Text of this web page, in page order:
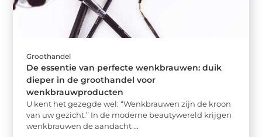
Groothandel
De essentie van perfecte wenkbrauwen: duik
dieper in de groothandel voor
wenkbrauwproducten
U kent het gezegde wel: “Wenkbrauwen zijn de kroon
van uw gezicht.” In de moderne beautywereld krijgen
wenkbrauwen de aandacht ...